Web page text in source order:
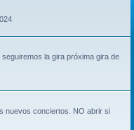
la gira próxima gira de
nuevos conciertos. NO abrir si